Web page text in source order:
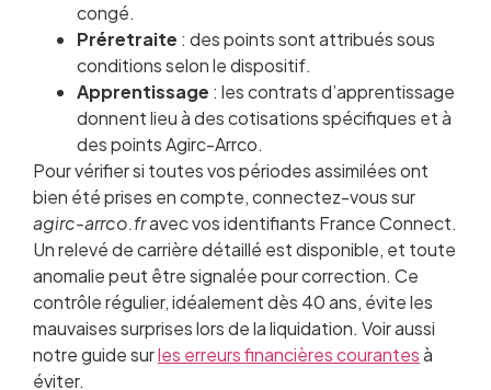
congé.
Préretraite : des points sont attribués sous
conditions selon le dispositif.
Apprentissage : les contrats d’apprentissage
donnent lieu à des cotisations spécifiques et à
des points Agirc-Arrco.
Pour vérifier si toutes vos périodes assimilées ont
bien été prises en compte, connectez-vous sur
agirc-arrco.fravec vos identifiants France Connect.
Un relevé de carrière détaillé est disponible, et toute
anomalie peut être signalée pour correction. Ce
contrôle régulier, idéalement dès 40 ans, évite les
mauvaises surprises lors de la liquidation. Voir aussi
notre guide surles erreurs financières courantesà
éviter.